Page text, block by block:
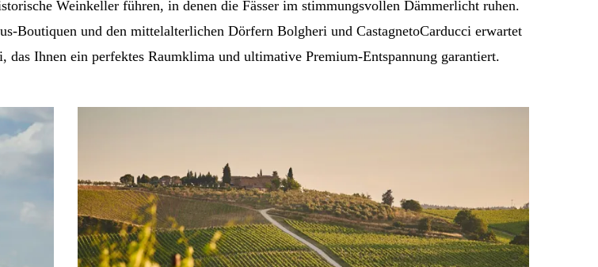
Weinkeller führen, in denen die Fässer im stimmungsvollen Dämmerlicht ruhen.
Boutiquen und den mittelalterlichen Dörfern Bolgheri und CastagnetoCarducci erwartet
Ihnen ein perfektes Raumklima und ultimative Premium-Entspannung garantiert.